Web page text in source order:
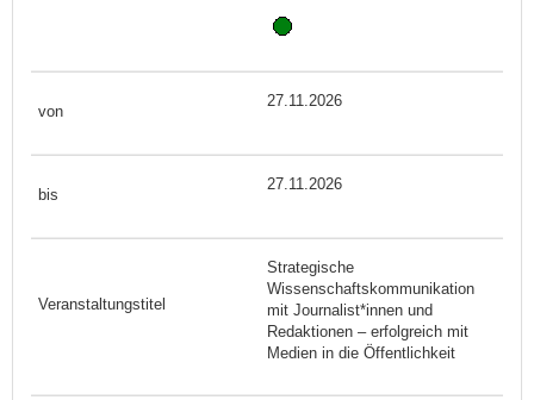
27.11.2026
27.11.2026
Strategische
Wissenschaftskommunikation
mit Journalist*innen und
Redaktionen – erfolgreich mit
Medien in die Öffentlichkeit